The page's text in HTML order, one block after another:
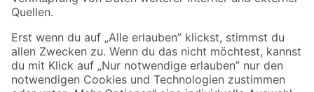
Sicher einkaufen
Jetzt die toom-App herunterladen